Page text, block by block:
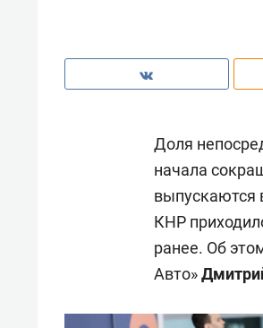
Доля
начала
выпускаются
КНР
ранее. Об
Авто»